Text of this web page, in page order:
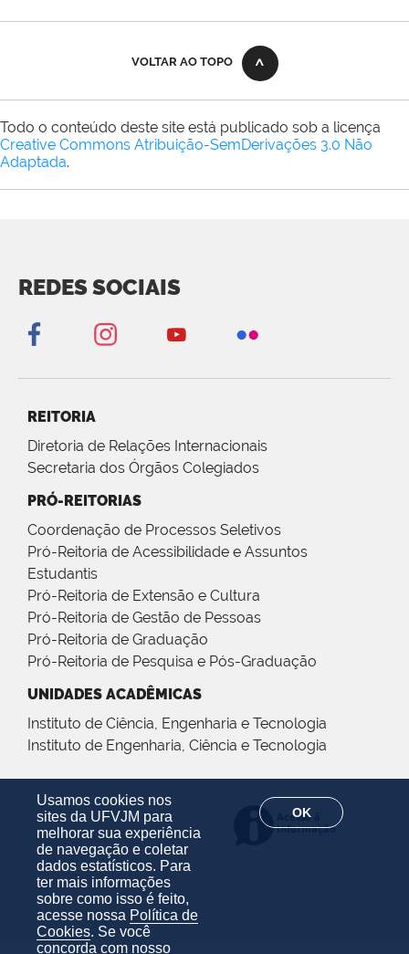
Usamos cookies nos
sites da UFVJM para
melhorar sua experiência
de navegação e coletar
dados estatísticos. Para
ter mais informações
sobre como isso é feito,
acesse nossa Política de
Cookies. Se você
concorda com nosso
OK
VOLTAR AO TOPO
Todo o conteúdo deste site está publicado sob a licença
Creative Commons Atribuição-SemDerivações 3.0 Não
Adaptada.
REDES SOCIAIS
REITORIA
Diretoria de Relações Internacionais
Secretaria dos Órgãos Colegiados
PRÓ-REITORIAS
Coordenação de Processos Seletivos
Pró-Reitoria de Acessibilidade e Assuntos
Estudantis
Pró-Reitoria de Extensão e Cultura
Pró-Reitoria de Gestão de Pessoas
Pró-Reitoria de Graduação
Pró-Reitoria de Pesquisa e Pós-Graduação
UNIDADES ACADÊMICAS
Instituto de Ciência, Engenharia e Tecnologia
Instituto de Engenharia, Ciência e Tecnologia